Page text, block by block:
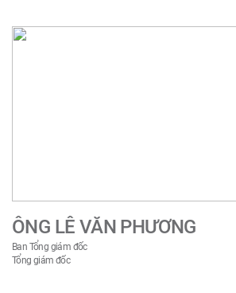
ÔNG LÊ VĂN PHƯƠNG
Ban Tổng giám đốc
Tổng giám đốc